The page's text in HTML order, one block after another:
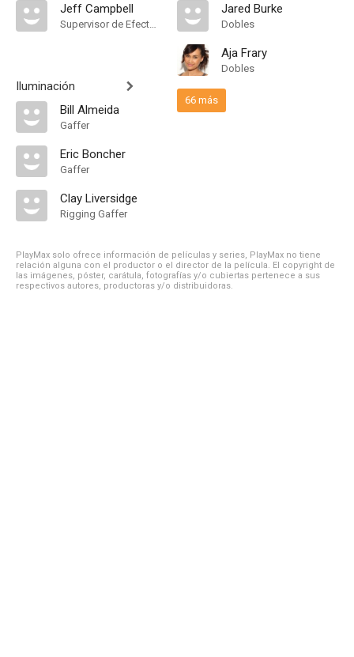
Jeff Campbell
Supervisor de Efectos Visuales
Iluminación
Bill Almeida
Gaffer
Eric Boncher
Gaffer
Clay Liversidge
Rigging Gaffer
Jared Burke
Dobles
Aja Frary
Dobles
66 más
PlayMax solo ofrece información de películas y series, PlayMax no tiene
relación alguna con el productor o el director de la película. El copyright de
las imágenes, póster, carátula, fotografías y/o cubiertas pertenece a sus
respectivos autores, productoras y/o distribuidoras.